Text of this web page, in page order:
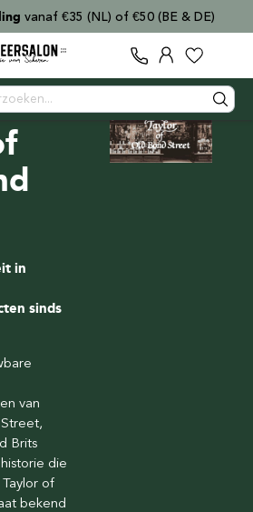
vanaf €35 (NL) of €50 (BE & DE)
in
sinds
van
Brits
die
of
bekend